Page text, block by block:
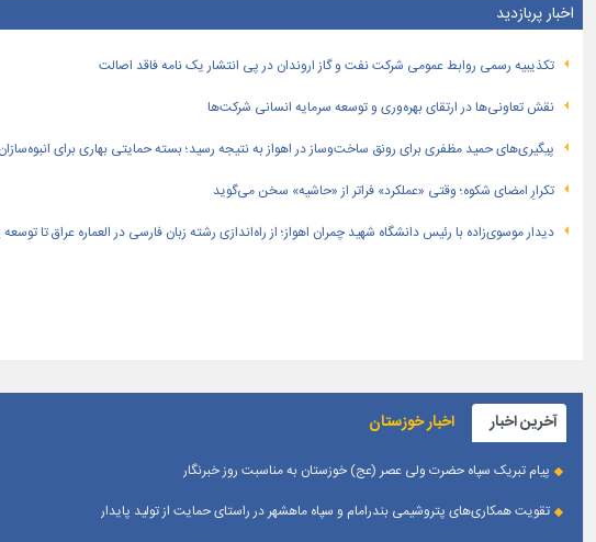
اخبار پربازدید
تكذیبیه رسمی روابط عمومی شركت نفت و گاز اروندان در پی انتشار یک نامه فاقد اصالت
نقش تعاونی‌ها در ارتقای بهره‌وری و توسعه سرمایه انسانی شرکت‌ها
پیگیری‌های حمید مظفری برای رونق ساخت‌وساز در اهواز به نتیجه رسید؛ بسته حمایتی بهاری برای
تکرارِ امضای شکوه؛ وقتی «عملکرد» فراتر از «حاشیه» سخن می‌گوید
دیدار موسوی‌زاده با رئیس دانشگاه شهید چمران اهواز؛ از راه‌اندازی رشته زبان فارسی در العماره عراق تا
آخرین اخبار اخبار خوزستان
پیام تبریک سپاه حضرت ولی عصر (عج) خوزستان به مناسبت روز خبرنگار
تقویت همکاری‌های پتروشیمی بندرامام و سپاه ماهشهر در راستای حمایت از تولید پایدار